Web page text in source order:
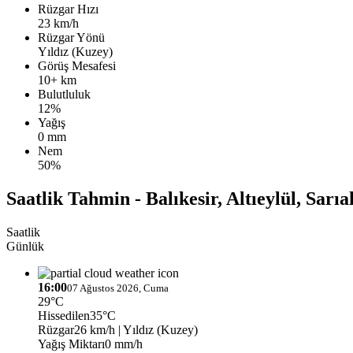
Rüzgar Hızı
23 km/h
Rüzgar Yönü
Yıldız (Kuzey)
Görüş Mesafesi
10+ km
Bulutluluk
12%
Yağış
0 mm
Nem
50%
Saatlik Tahmin - Balıkesir, Altıeylül,
Saatlik
Günlük
16:0007 Ağustos 2026, Cuma
29°C
Hissedilen35°C
Rüzgar26 km/h | Yıldız (Kuzey)
Yağış Miktarı0 mm/h